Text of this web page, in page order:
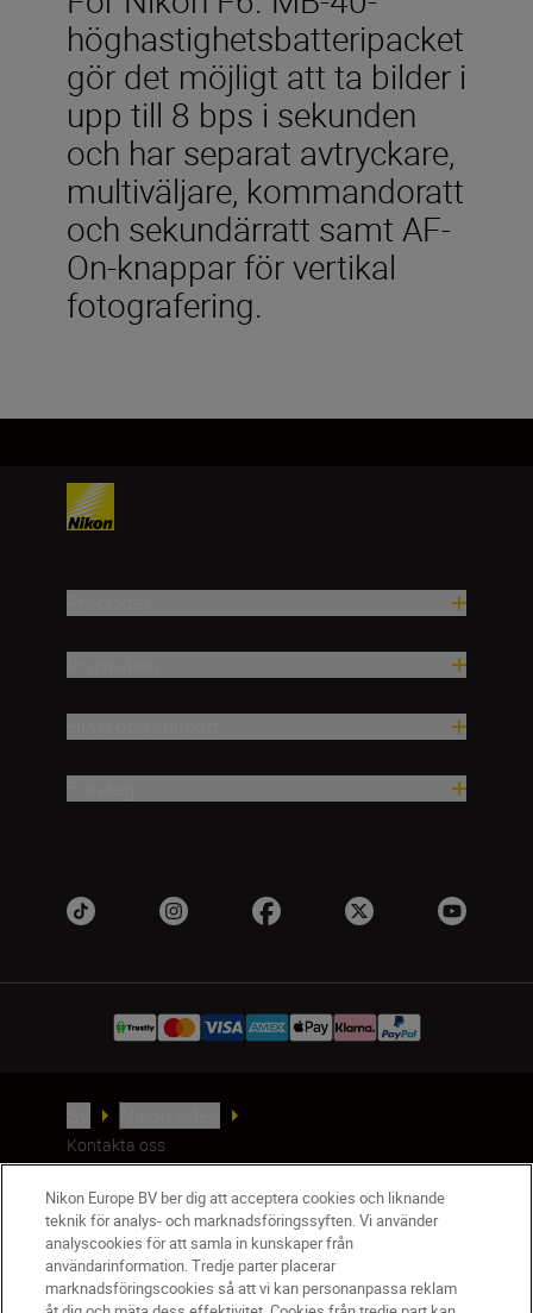
höghastighetsbatteripacket
gör det möjligt att ta bilder i
upp till 8 bps i sekunden
och har separat avtryckare,
multiväljare, kommandoratt
och sekundärratt samt AF-
On-knappar för vertikal
fotografering.
Kontakta oss
Policydokument om personuppgiftsbehandling
Användningsvillkor
Användarvillkor för Nikon Store
Cookie-meddelande
Tillgänglighet
Cookieinställningar
Nikon Europe BV ber dig att acceptera cookies och liknande
teknik för analys- och marknadsföringssyften. Vi använder
analyscookies för att samla in kunskaper från
användarinformation. Tredje parter placerar
marknadsföringscookies så att vi kan personanpassa reklam